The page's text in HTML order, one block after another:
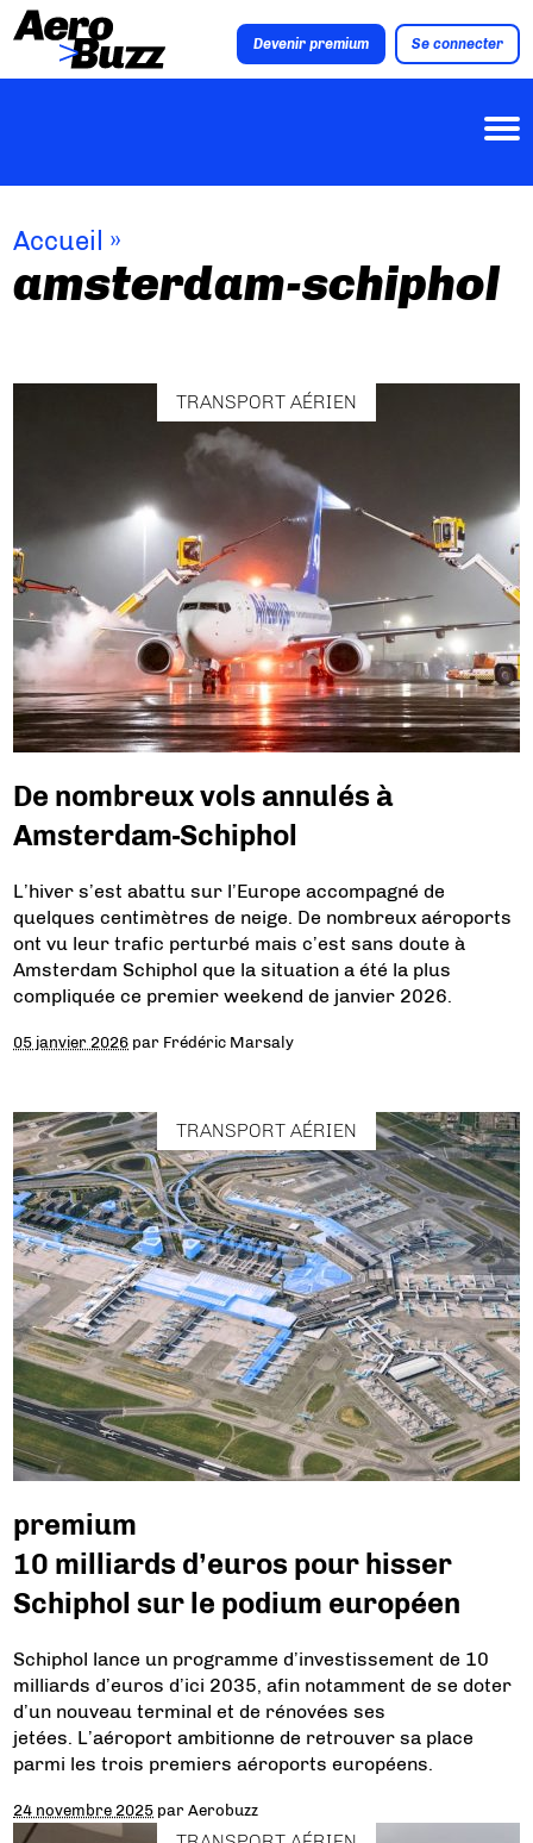
Devenir premium Se connecter
Accueil »
amsterdam-schiphol
TRANSPORT AÉRIEN
De nombreux vols annulés à
Amsterdam-Schiphol
L’hiver s’est abattu sur l’Europe accompagné de
quelques centimètres de neige. De nombreux aéroports
ont vu leur trafic perturbé mais c’est sans doute à
Amsterdam Schiphol que la situation a été la plus
compliquée ce premier weekend de janvier 2026.
05 janvier 2026 par Frédéric Marsaly
TRANSPORT AÉRIEN
premium
10 milliards d’euros pour hisser
Schiphol sur le podium européen
Schiphol lance un programme d’investissement de 10
milliards d’euros d’ici 2035, afin notamment de se doter
d’un nouveau terminal et de rénovées ses
jetées. L’aéroport ambitionne de retrouver sa place
parmi les trois premiers aéroports européens.
24 novembre 2025 parAerobuzz